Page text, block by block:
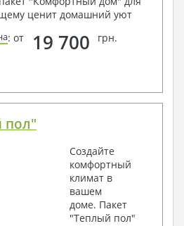
ценит домашний уют
: от 19 700 грн.
пол"
Создайте
комфортный
климат в
вашем
доме. Пакет
"Теплый пол"